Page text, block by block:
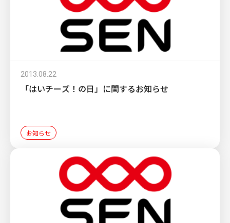
2013.08.22
「はいチーズ！の日」に関するお知らせ
お知らせ